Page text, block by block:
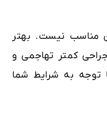
مناسب نیست. بهتر
کمتر تهاجمی و
توجه به شرایط شما